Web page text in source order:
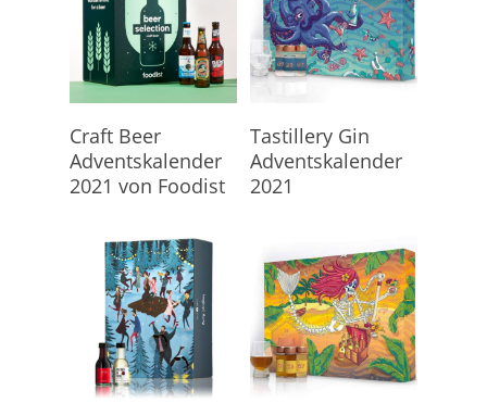
Craft Beer
Adventskalender
2021 von Foodist
Kalender
Tastillery Gin
Adventskalender
2021